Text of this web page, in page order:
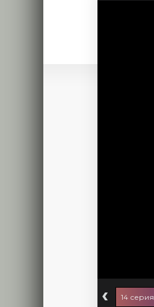
‹ 14 серия